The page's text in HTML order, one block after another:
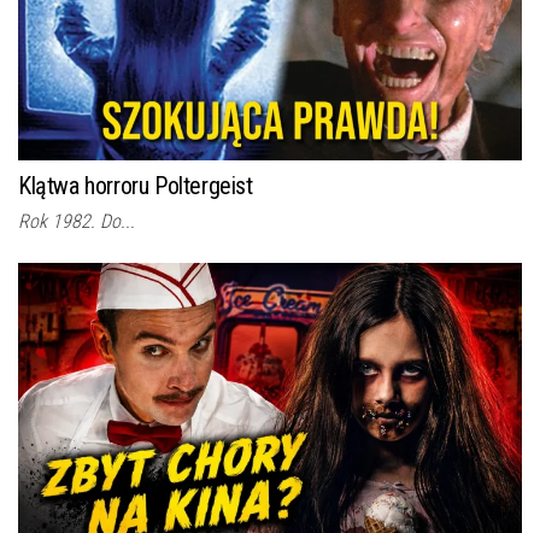
Klątwa horroru Poltergeist
Rok 1982. Do...